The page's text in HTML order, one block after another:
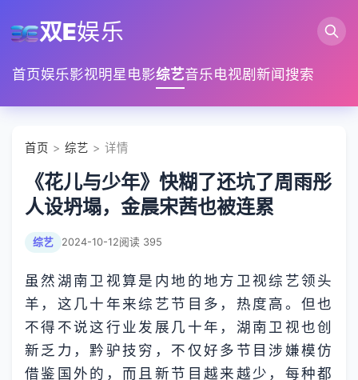
双E娱乐
首页娱乐影视明星电影综艺音乐电视剧 新闻搜索
首页 > 综艺 > 详情
《花儿与少年》快糊了还坑了周雨彤
人设坍塌，金晨宋茜也被连累
综艺 2024-10-12阅读 395
虽然湖南卫视算是内地的地方卫视综艺领头
羊，这几十年来综艺节目多，热度高。但也
不得不说这行业发展几十年，湖南卫视也创
新乏力，黔驴技穷，不仅好多节目涉嫌模仿
借鉴国外的，而且新节目越来越少，每种都